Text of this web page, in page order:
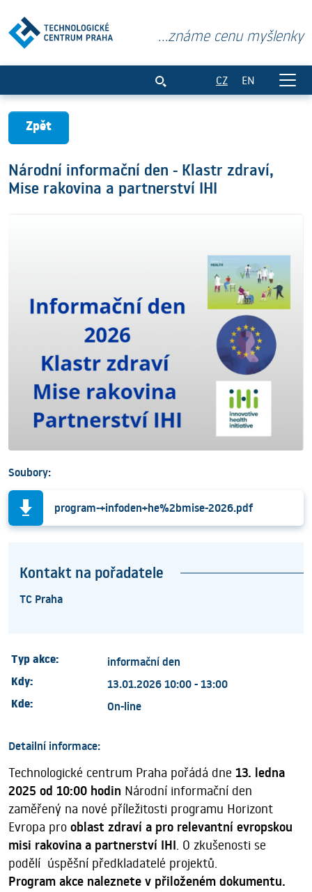
...známe cenu myšlenky
CZ EN
Zpět
Národní informační den - Klastr zdraví,
Mise rakovina a partnerství IHI
Soubory:
program-+infoden+he%2bmise-2026.pdf
Kontakt na pořadatele
TC Praha
Typ akce: informační den
Kdy: 13.01.2026 10:00 - 13:00
Kde: On-line
Detailní informace:
Technologické centrum Praha pořádá dne 13. ledna
2025 od 10:00 hodin Národní informační den
zaměřený na nové příležitosti programu Horizont
Evropa pro oblast zdraví a pro relevantní evropskou
misi rakovina a partnerství IHI. O zkušenosti se
podělí úspěšní předkladatelé projektů.
Program akce naleznete v přiloženém dokumentu.